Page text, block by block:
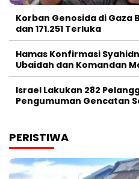
Korban Genosida di Gaza
dan 171.251 Terluka
Hamas Konfirmasi
Ubaidah dan Komandan
Israel Lakukan 282
Pengumuman Gencatan
PERISTIWA